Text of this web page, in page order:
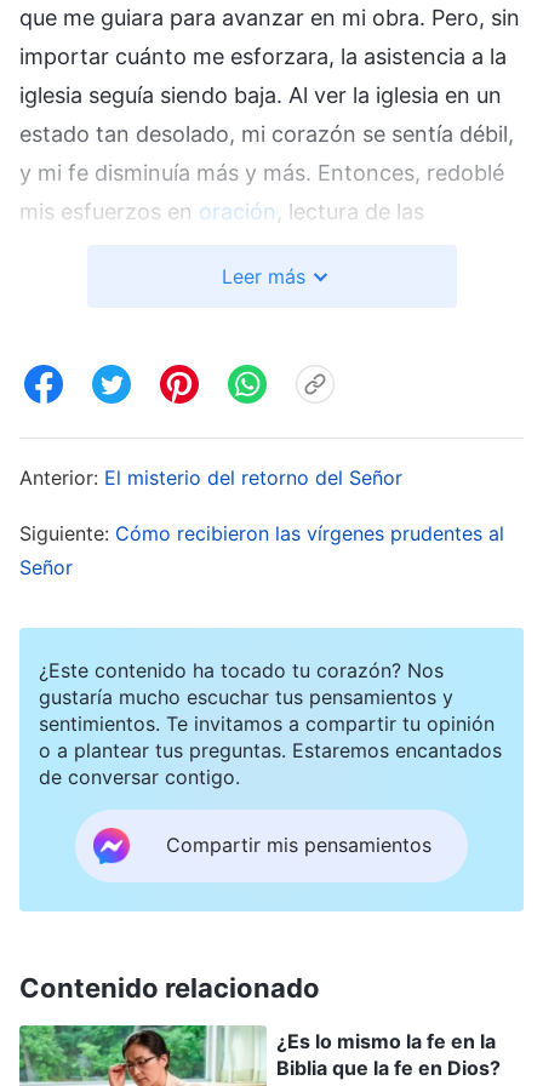
que me guiara para avanzar en mi obra. Pero, sin
importar cuánto me esforzara, la asistencia a la
iglesia seguía siendo baja. Al ver la iglesia en un
estado tan desolado, mi corazón se sentía débil,
y mi fe disminuía más y más. Entonces, redoblé
mis esfuerzos en oración, lectura de las
algunas películas religiosas, pero aún no sentía la
espiritualmente vacío y en la oscuridad. En mi
dolor, oré al Señor “¡Oh, Señor! La Biblia dice
que, si pedimos en Tu nombre, Tú nos lo
concederás. La iglesia está cada vez más
desolada. He orado en Tu nombre, entonces,
¿por qué no puedo sentir Tu presencia? Señor,
Un día, en febrero de 2016, encontré una película
en YouTube llamada Revelar el misterio de la
Biblia. Explicaba el misterio detrás de la Biblia
muy claramente. Verla me dio una nueva
comprensión de la Biblia, y mi corazón brilló de
verdad. Pero lo que me preguntaba era de dónde
veces más, y cuanto más lo veía, más me
Biblia por completo. Descubrí que había sido
Leer más
Anterior: El misterio del retorno del Señor
Siguiente: Cómo recibieron las vírgenes prudentes al
Señor
¿Este contenido ha tocado tu corazón? Nos
gustaría mucho escuchar tus pensamientos y
sentimientos. Te invitamos a compartir tu opinión
o a plantear tus preguntas. Estaremos encantados
de conversar contigo.
Compartir mis pensamientos
Contenido relacionado
¿Es lo mismo la fe en la
Biblia que la fe en Dios?